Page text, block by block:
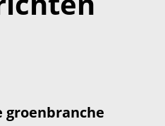
groenbranche